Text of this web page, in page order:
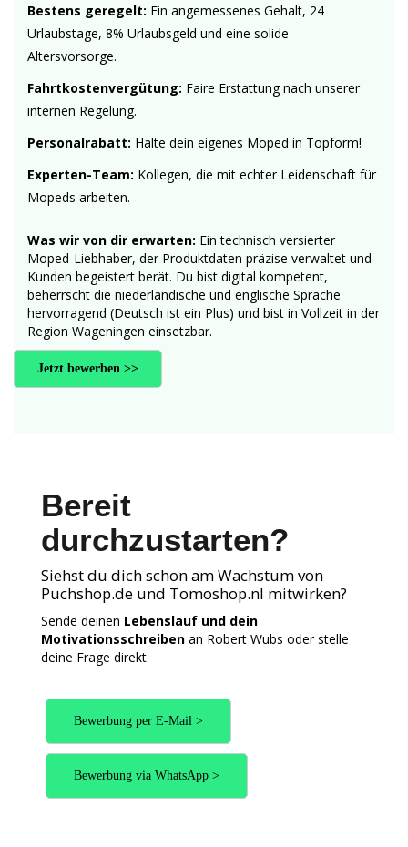
Bestens geregelt: Ein angemessenes Gehalt, 24
Urlaubstage, 8% Urlaubsgeld und eine solide
Altersvorsorge.
Fahrtkostenvergütung: Faire Erstattung nach unserer
internen Regelung.
Personalrabatt: Halte dein eigenes Moped in Topform!
Experten-Team: Kollegen, die mit echter Leidenschaft für
Mopeds arbeiten.
Was wir von dir erwarten: Ein technisch versierter
Moped-Liebhaber, der Produktdaten präzise verwaltet und
Kunden begeistert berät. Du bist digital kompetent,
beherrscht die niederländische und englische Sprache
hervorragend (Deutsch ist ein Plus) und bist in Vollzeit in der
Region Wageningen einsetzbar.
Jetzt bewerben >>
Bereit
durchzustarten?
Siehst du dich schon am Wachstum von
Puchshop.de und Tomoshop.nl mitwirken?
Sende deinen Lebenslauf und dein
Motivationsschreiben an Robert Wubs oder stelle
deine Frage direkt.
Bewerbung per E-Mail >
Bewerbung via WhatsApp >